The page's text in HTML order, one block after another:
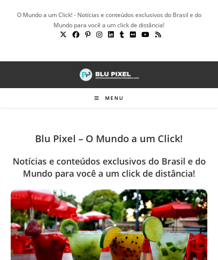
O Mundo a um Click! - Notícias e conteúdos exclusivos do Brasil e do
Mundo para você a um click de distância!
MENU
Blu Pixel – O Mundo a um Click!
Notícias e conteúdos exclusivos do Brasil e do
Mundo para você a um click de distância!